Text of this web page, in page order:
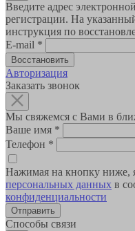
Введите адрес
регистрации. На
инструкция по
E-mail *
Авторизация
Заказать звонок
Мы свяжемся с Вами в
Ваше имя *
Телефон *
Нажимая на кнопку ниже,
персональных данных в
конфиденциальности
Способы связи